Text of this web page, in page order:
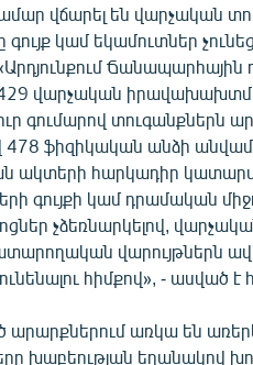
վճարել են վարչական
կամ եկամուտներ
«Արդյուն­քում
վարչական
գումարով տուգանքներն
478 ֆիզիկական անձի
ակտերի հարկադիր
գույքի կամ դրամական
չձեռնարկելով,
վարույթներն
հիմքով», - ասված է
առկա են
խաբեության եղանակով